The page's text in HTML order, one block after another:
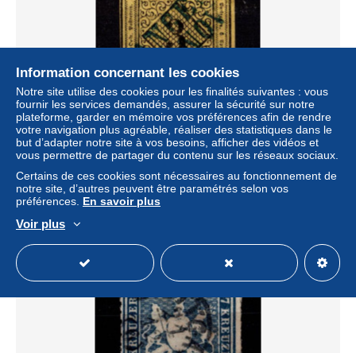
Württemberg 2 c III gestempelt doppelt tiefst geprüft
Thoma BPP #DCC59
± 172,83 $US
Information concernant les cookies
Notre site utilise des cookies pour les finalités suivantes : vous
fournir les services demandés, assurer la sécurité sur notre
plateforme, garder en mémoire vos préférences afin de rendre
votre navigation plus agréable, réaliser des statistiques dans le
but d’adapter notre site à vos besoins, afficher des vidéos et
vous permettre de partager du contenu sur les réseaux sociaux.
Certains de ces cookies sont nécessaires au fonctionnement de
notre site, d’autres peuvent être paramétrés selon vos
préférences. En savoir plus
Voir plus